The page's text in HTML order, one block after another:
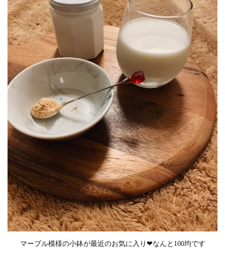
3つの
材料を
揃える
0.1.2
2. 好き
はちみ
つとき
な粉を
先に投
入
0.1.3
け牛乳
を入れ
て、き
な粉＆
はちみ
つと混
せる
マーブル模様の小鉢が最近のお気に入り❤なんと100均です